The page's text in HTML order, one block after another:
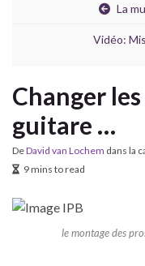
La
Vidéo:
Changer
guitare …
DeDavid van Lochem dans la
9 mins to read
le montage des